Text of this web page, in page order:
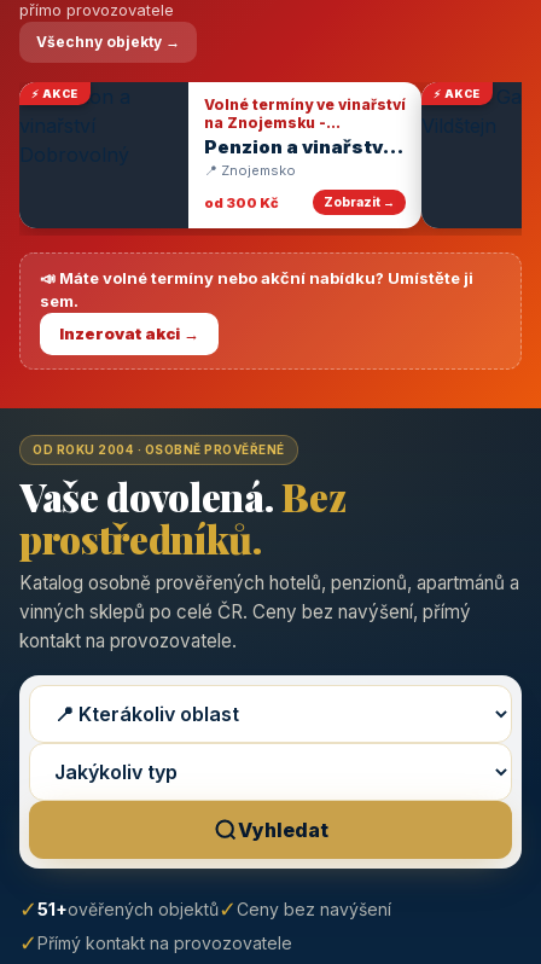
přímo provozovatele
Všechny objekty →
⚡ AKCE
Volné termíny ve vinařství
na Znojemsku -
degustace vín
Penzion a vinařství
Dobrovolný
📍 Znojemsko
od 300 Kč
Zobrazit →
⚡ AKCE
📣 Máte volné termíny nebo akční nabídku? Umístěte ji
sem.
Inzerovat akci →
OD ROKU 2004 · OSOBNĚ PROVĚŘENÉ
Vaše dovolená.Bez
prostředníků.
Katalog osobně prověřených hotelů, penzionů, apartmánů a
vinných sklepů po celé ČR. Ceny bez navýšení, přímý
kontakt na provozovatele.
Vyhledat
✓51+ověřených objektů✓Ceny bez navýšení
✓Přímý kontakt na provozovatele